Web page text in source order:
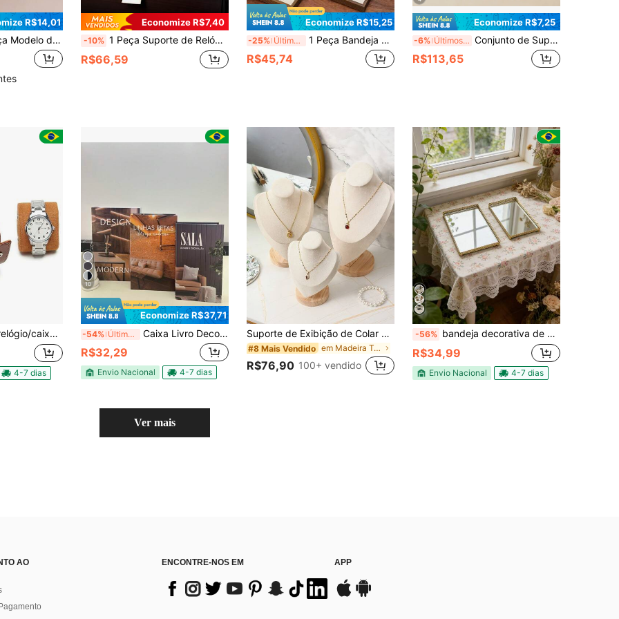
R$14,01
Metálico em Formato de T para Brincos, Colares, Pingentes, Expositor de Jóias para Vitrine e Presente, Adequado para Organizador de Armazenamento de Casamento e Dia para Mulheres, Essenciais de Viagem, Presente para Pai, Decoração de Quarto
Economize R$7,40
-10% 1 Peça Suporte de Relógio de Madeira, Suporte de Exibição de Pulseira, Organizador de Joias, Objeto Decorativo para Quarto, Armazenamento de Quarto, Decoração de Sala de Maquiagem, Decoração de Quarto
R$66,59
Economize R$15,25
-25% Últimos 2 dias 1 Peça Bandeja de Joias com Grão de Madeira de Nogueira e Forro de Veludo, Bandeja de Exibição e Armazenamento de Joias para Anéis, Colares, Pulseiras, Brincos, Design Empilhável que Economiza Espaço, Presente Perfeito para Meninas e Mulheres
R$45,74
Economize R$7,25
-6% Últimos 3 dias Conjunto de Suporte de Exibição de Joias de Veludo, Rack de Armazenamento Multifuncional com Suporte para Colar, Rack para Brincos, Bandeja de Exibição para Anéis e Pulseiras, Suporte de Joias Luxuoso Preto e Dourado Adequado para Varejo, Fotografia e Armazenamento Doméstico
R$113,65
em couro sintético marrom
4-7 dias
10
Economize R$37,71
-54% Últimos 2 dias Caixa Livro Decorativa Organizadora 3 Peças Papel – Armazenamento de Joias e Documentos
R$32,29
Envio Nacional 4-7 dias
Suporte de Exibição de Colar de Busto de Veludo, Prateleira de Armazenamento de Pingente, Suporte de Exibição de Joias, Vitrine de Colar de Busto e Pingente
#8 Mais Vendido em Madeira Torres de Joalheria
R$76,90 100+ vendido
-56% bandeja decorativa de metal espelhada RETANGULAR 22.8X12.8X2.6 /26.8X16X2.6CM
R$34,99
Envio Nacional 4-7 dias
Ver mais
AO
ENCONTRE-NOS EM APP